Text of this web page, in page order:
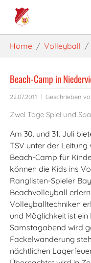
Home Volleyball
Beach-Camp in
22.07.2011 Geschrieben
Zwei Tage Spiel und
Am 30. und 31. Juli
TSV unter der
Beach-Camp für
können die Kids ins
Ranglisten-Spieler
Beachvolleyball
Volleyballtechniken
und Möglichkeit ist
Samstagabend wird
Fackelwanderung
nächtlichen